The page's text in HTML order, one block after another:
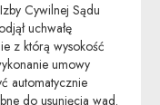
Cywilnej Sądu
uchwałę
z którą wysokość
umowy
automatycznie
do usunięcia wad.